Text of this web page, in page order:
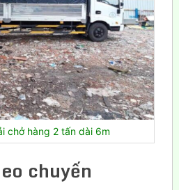
chở hàng 2 tấn dài 6m
chuyến